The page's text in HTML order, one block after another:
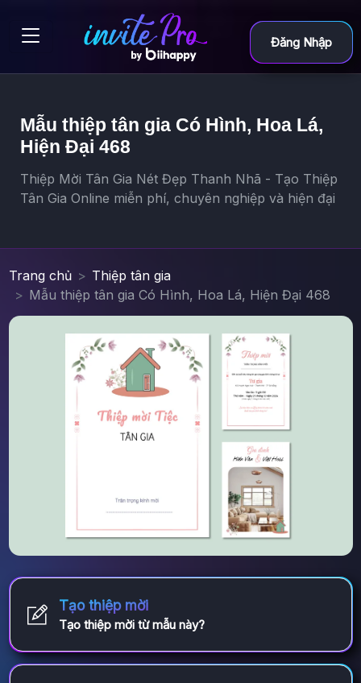
Đăng Nhập
Mẫu thiệp tân gia Có Hình, Hoa Lá,
Hiện Đại 468
Thiệp Mời Tân Gia Nét Đẹp Thanh Nhã - Tạo Thiệp
Tân Gia Online miễn phí, chuyên nghiệp và hiện đại
Trang chủ
Thiệp tân gia
Mẫu thiệp tân gia Có Hình, Hoa Lá, Hiện Đại 468
Tạo thiệp mời
Tạo thiệp mời từ mẫu này?